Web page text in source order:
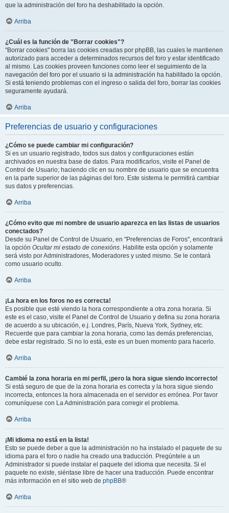
que la administración del foro ha deshabilitado la opción.
Arriba
¿Cuál es la función de "Borrar cookies"?
"Borrar cookies" borra las cookies creadas por phpBB, las cuales le mantienen
autorizado para acceder a determinados recursos del foro y estar identificado
al mismo. Las cookies proveen funciones como leer el seguimiento de la
navegación del foro por el usuario si la administración ha habilitado la opción.
Si está teniendo problemas con el ingreso o salida del foro, borrar las cookies
seguramente ayudará.
Arriba
Preferencias de usuario y configuraciones
¿Cómo se puede cambiar mi configuración?
Si es un usuario registrado, todos sus datos y configuraciones están
archivados en nuestra base de datos. Para modificarlos, visite el Panel de
Control de Usuario; haciendo clic en su nombre de usuario que se encuentra
en la parte superior de las páginas del foro. Este sistema le permitirá cambiar
sus datos y preferencias.
Arriba
¿Cómo evito que mi nombre de usuario aparezca en las listas de usuarios
conectados?
Desde su Panel de Control de Usuario, en "Preferencias de Foros", encontrará
la opción Ocultar mi estado de conexións . Habilite esta opción y solamente
será visto por Administradores, Moderadores y usted mismo. Se le contará
como usuario oculto.
Arriba
¡La hora en los foros no es correcta!
Es posible que esté viendo la hora correspondiente a otra zona horaria. Si
este es el caso, visite el Panel de Control de Usuario y defina su zona horaria
de acuerdo a su ubicación, e.j. Londres, París, Nueva York, Sydney, etc.
Recuerde que para cambiar la zona horaria, como las demás preferencias,
debe estar registrado. Si no lo está, este es un buen momento para hacerlo.
Arriba
Cambié la zona horaria en mi perfil, ¡pero la hora sigue siendo incorrecto!
Si está seguro de que de la zona horaria es correcta y la hora sigue siendo
incorrecta, entonces la hora almacenada en el servidor es errónea. Por favor
comuníquese con La Administración para corregir el problema.
Arriba
¡Mi idioma no está en la lista!
Esto se puede deber a que la administración no ha instalado el paquete de su
idioma para el foro o nadie ha creado una traducción. Pregúntele a un
Administrador si puede instalar el paquete del idioma que necesita. Si el
paquete no existe, siéntase libre de hacer una traducción. Puede encontrar
más información en el sitio web de phpBB®
Arriba